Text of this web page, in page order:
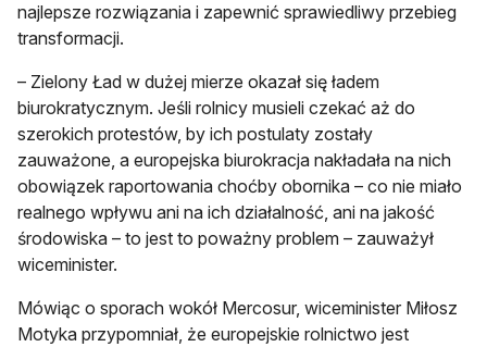
najlepsze rozwiązania i zapewnić sprawiedliwy przebieg
transformacji.
– Zielony Ład w dużej mierze okazał się ładem
biurokratycznym. Jeśli rolnicy musieli czekać aż do
szerokich protestów, by ich postulaty zostały
zauważone, a europejska biurokracja nakładała na nich
obowiązek raportowania choćby obornika – co nie miało
realnego wpływu ani na ich działalność, ani na jakość
środowiska – to jest to poważny problem – zauważył
wiceminister.
Mówiąc o sporach wokół Mercosur, wiceminister Miłosz
Motyka przypomniał, że europejskie rolnictwo jest